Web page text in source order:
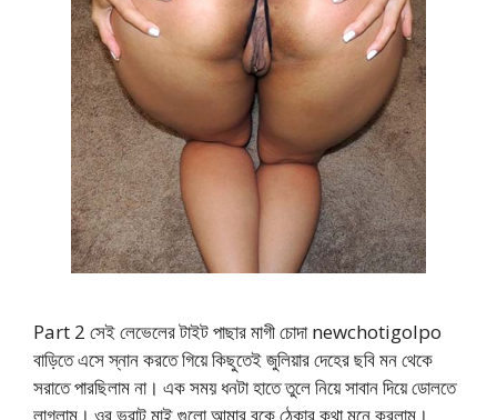
Part 2 সেই লেভেলের টাইট পাছার মাগী চোদা newchotigolpo
বাড়িতে এসে স্নান করতে গিয়ে কিছুতেই জুলিয়ার দেহের ছবি মন থেকে
সরাতে পারছিলাম না। এক সময় ধনটা হাতে তুলে নিয়ে সাবান দিয়ে ডোলতে
লাগলাম। ওর ভরাট মাই গুলো আমার বুকে ঠেকার কথা মনে করলাম।